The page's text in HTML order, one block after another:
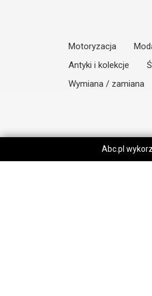
Motoryzacja
Antyki i kolekcje
Wymiana / zamiana
Abc.pl